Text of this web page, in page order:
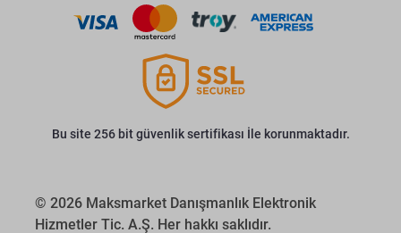
Bu site 256 bit güvenlik sertifikası İle korunmaktadır.
© 2026 Maksmarket Danışmanlık Elektronik
Hizmetler Tic. A.Ş. Her hakkı saklıdır.